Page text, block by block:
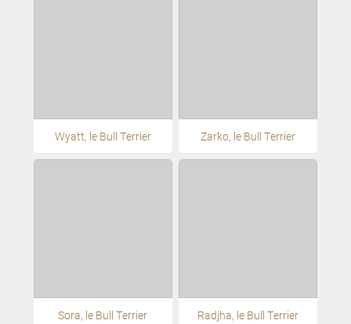
Wyatt, le Bull Terrier Zarko, le Bull Terrier
Sora, le Bull Terrier Radjha, le Bull Terrier